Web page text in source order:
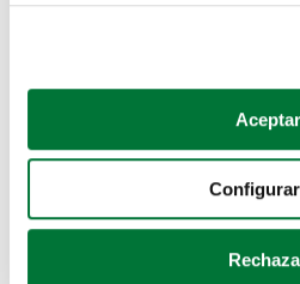
Si lo permite, también
Recopilar información
Identificar su dispositivo
para buscar
Aceptar
Configurar
Coches de segunda mano
Coches de km0